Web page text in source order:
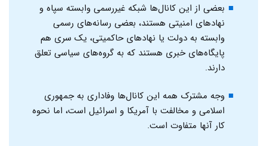
بعضی از این کانال‌ها شبکه غیررسمی وابسته سپاه و
نهادهای امنیتی هستند، بعضی رسانه‌های رسمی
وابسته به دولت یا نهادهای حاکمیتی، یک سری هم
پایگاه‌های خبری هستند که به گروه‌های سیاسی تعلق
دارند.
وجه مشترک همه این کانال‌ها وفاداری به جمهوری
اسلامی و مخالفت با آمریکا و اسرائیل است، اما نحوه
کار آنها متفاوت است.